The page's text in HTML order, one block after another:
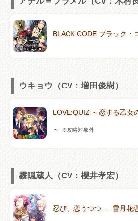
BLACK CODE ブラック・
ウキョウ（CV：増田俊樹）
LOVE:QUIZ ～恋する乙女
～ ※攻略対象外
霧隠蔵人（CV：櫻井孝宏）
忍び、恋うつつ ― 雪月花